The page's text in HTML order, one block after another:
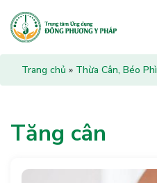
Trang chủ » Thừa Cân, Béo Phì
Tăng cân